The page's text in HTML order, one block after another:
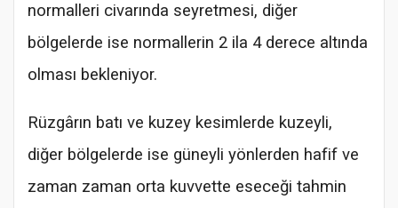
normalleri civarında seyretmesi, diğer
bölgelerde ise normallerin 2 ila 4 derece altında
olması bekleniyor.
Rüzgârın batı ve kuzey kesimlerde kuzeyli,
diğer bölgelerde ise güneyli yönlerden hafif ve
zaman zaman orta kuvvette eseceği tahmin